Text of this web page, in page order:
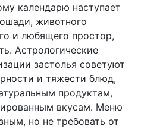
календарю наступает
животного
и любящего простор,
Астрологические
застолья советуют
и тяжести блюд,
продуктам,
вкусам. Меню
но не требовать от